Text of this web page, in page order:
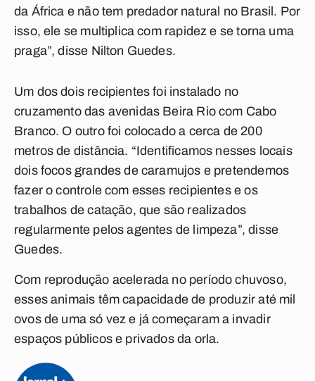
da África e não tem predador natural no Brasil. Por
isso, ele se multiplica com rapidez e se torna uma
praga”, disse Nilton Guedes.
Um dos dois recipientes foi instalado no
cruzamento das avenidas Beira Rio com Cabo
Branco. O outro foi colocado a cerca de 200
metros de distância. “Identificamos nesses locais
dois focos grandes de caramujos e pretendemos
fazer o controle com esses recipientes e os
trabalhos de catação, que são realizados
regularmente pelos agentes de limpeza”, disse
Guedes.
Com reprodução acelerada no período chuvoso,
esses animais têm capacidade de produzir até mil
ovos de uma só vez e já começaram a invadir
espaços públicos e privados da orla.